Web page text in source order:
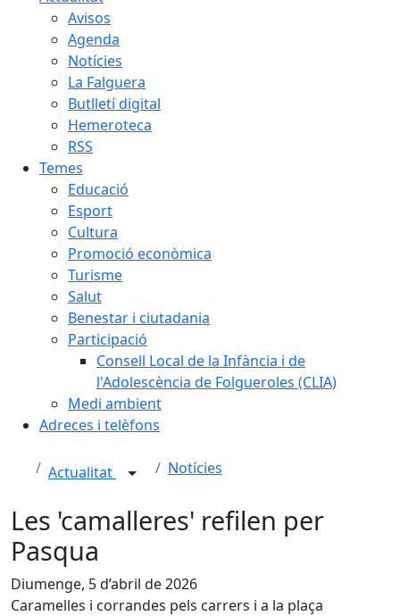
Avisos
Agenda
Notícies
La Falguera
Butlletí digital
Hemeroteca
RSS
Temes
Educació
Esport
Cultura
Promoció econòmica
Turisme
Salut
Benestar i ciutadania
Participació
Consell Local de la Infància i de
l'Adolescència de Folgueroles (CLIA)
Medi ambient
Adreces i telèfons
Actualitat Notícies
Les 'camalleres' refilen per
Pasqua
Diumenge, 5 d’abril de 2026
Caramelles i corrandes pels carrers i a la plaça